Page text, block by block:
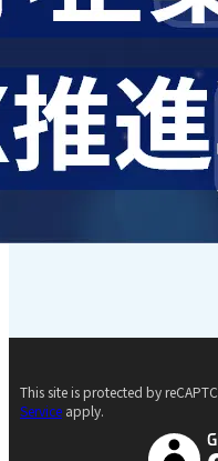
This site is protected by
Service apply.